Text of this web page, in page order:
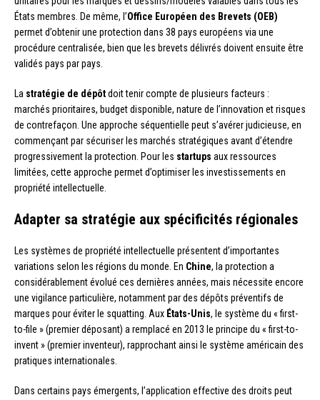
États membres. De même, l’Office Européen des Brevets (OEB)
permet d’obtenir une protection dans 38 pays européens via une
procédure centralisée, bien que les brevets délivrés doivent ensuite être
validés pays par pays.
La stratégie de dépôtdoit tenir compte de plusieurs facteurs :
marchés prioritaires, budget disponible, nature de l’innovation et risques
de contrefaçon. Une approche séquentielle peut s’avérer judicieuse, en
commençant par sécuriser les marchés stratégiques avant d’étendre
progressivement la protection. Pour les startups aux ressources
limitées, cette approche permet d’optimiser les investissements en
propriété intellectuelle.
Adapter sa stratégie aux spécificités régionales
Les systèmes de propriété intellectuelle présentent d’importantes
variations selon les régions du monde. En Chine, la protection a
considérablement évolué ces dernières années, mais nécessite encore
une vigilance particulière, notamment par des dépôts préventifs de
marques pour éviter le squatting. Aux États-Unis, le système du « first-
to-file » (premier déposant) a remplacé en 2013 le principe du « first-to-
invent » (premier inventeur), rapprochant ainsi le système américain des
pratiques internationales.
Dans certains pays émergents, l’application effective des droits peut